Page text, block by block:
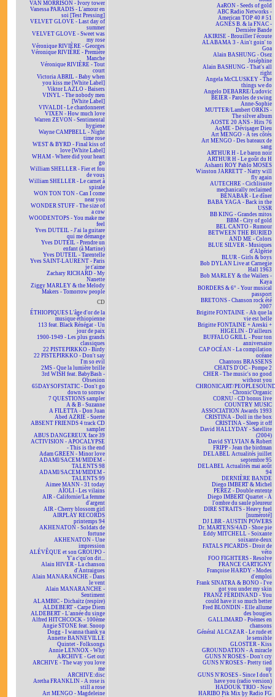
VAN MORRISON - Ivory tower
Vanessa PARADIS - L'amour en
soi [Test Pressing]
VELVET GLOVE - Last day of
summer
VELVET GLOVE - Sweet was
my rose
Véronique RIVIÈRE - Georges
Véronique RIVIÈRE - Première
Manche
Véronique RIVIÈRE - Tout
court
Victoria ABRIL - Baby when
you kiss me [White Label]
Viktor LAZLO - Baisers
VINYL - The nobody men
[White Label]
VIVALDI - Le chardonneret
VIXEN - How much love
Warren ZEVON - Sentimental
hygiene
Wayne CAMPBELL - Night
time rose
WEST & BYRD - Final kiss of
love [White Label]
WHAM - Where did your heart
go
William SHELLER - Fier et fou
de vous
William SHELLER - Le carnet à
spirale
WON TON TON - Can I come
near you
WONDER STUFF - The size of
a cow
WOODENTOPS - You make me
feel
Yves DUTEIL - J'ai la guitare
qui me démange
Yves DUTEIL - Prendre un
enfant (à Martine)
Yves DUTEIL - Tarentelle
Yves SAINT-LAURENT - Paris
je t'aime
Zachary RICHARD - My
Nanette
Ziggy MARLEY & the Melody
Makers - Tomorrow people
CD
ÉTHIOPIQUES L'âge d'or de la
musique éthiopienne
113 feat. Black Rénégat - Un
jour de paix
1900-1949 - Les plus grands
classiques
22 PISTEPIRKKO - Birdy
22 PISTEPIRKKO - Don't say
I'm so evil
2MS - Que la lumière brille
3rd WISH feat. BabyBash -
Obsesion
65DAYSOFSTATIC - Don't go
down to sorrow
7 QUESTIONS sampler
A & B - Suzanne
A FILETTA - Don Juan
Abed AZRIÉ - Suerte
ABSENT FRIENDS 4 track CD
sampler
ABUS DANGEREUX face 39
ACTIVISION - APOCALYPSE
- This is the end
Adam GREEN - Minor love
ADAMI/SACEM/MIDEM -
TALENTS 98
ADAMI/SACEM/MIDEM -
TALENTS 99
Aimee MANN - 31 today
AÏOLI - Les vilains
AIR - Californie/La femme
d'argent
AIR - Cherry blossom girl
AIRPLAY RECORDS
printemps 94
AKHENATON - Soldats de
fortune
AKHENATON - Une
impression
ALÉVÊQUE et son GROUPO -
Y'a c'qu'on dit...
Alain HIVER - La chanson
d'Antraigues
Alain MANARANCHE - Dans
le vent
Alain MANARANCHE -
Sentiment
ALAMBIC - Dichaïtz (respire)
ALDEBERT - Carpe Diem
ALDEBERT - L'année du singe
Alfred HITCHCOCK - 100ème
Angie STONE feat. Snoop
Dogg - I wanna thank ya
Annette BANNEVILLE
Quintet - Folksongs
Annie LENNOX - Why
ARCHIVE - Get out
ARCHIVE - The way you love
me
ARCHIVE:disc
Aretha FRANKLIN - A rose is
still a rose
Art MENGO - Magdeleine
AaRON - Seeds of gold
ABC Radio Networks -
American TOP 40 # 51
AGNÈS B. & la FNAC -
Dernière Bande
AKIRISE - Brouiller l'écoute
ALABAMA 3 - Ain't goin' to
Goa
Alain BASHUNG - Osez
Joséphine
Alain BASHUNG - That's all
right
Angela McCLUSKEY - The
things we do
Angelo DEBARRE/Ludovic
BEIER - Paroles de swing
Anne-Sophie
MUTTER/Lambert ORKIS -
The silver album
AOSTE 20 ANS - Hits 76
AqME - Dévisager Dieu
Art MENGO - À tes côtés
Art MENGO - Des bateaux de
sang
ARTHUR H - Le baron noir
ARTHUR H - Le goût du H
Ashanti ROY Pablo MOSES
Winston JARRETT - Natty will
fly again
AUTECHRE - Cichlisuite
mechanically reclaimed
BÉNABAR - Le dîner
BABA YAGA - Back in the
USSR
BB KING - Grandes mitos
BBM - City of gold
BEL CANTO - Rumour
BETWEEN THE BURIED
AND ME - Colors
BLUE SILVER - Musiques
d'Algérie
BLUR - Girls & boys
Bob DYLAN Live at Carnegie
Hall 1963
Bob MARLEY & the Wailers -
Kaya
BORDERS & 6° - Your musical
passport
BRETONS - Chanson rock été
2007
Brigitte FONTAINE - Ah que la
vie est belle
Brigitte FONTAINE + Areski +
HIGELIN - D'ailleurs
BUFFALO GRILL - Pour ton
anniversaire
CAP OCÉAN - La compilation
océane
Chantons BRASSENS
CHATS D'OC - Pompe 2
CHER - The music's no good
without you
CHRONICART/
- Chronic'Organic
CORNU - CD bonus live
COUNTRY MUSIC
ASSOCIATION Awards 1993
CRISTINA - Doll in the box
CRISTINA - Sleep it off
David HALLYDAY - Satellite
(2004)
David SYLVIAN & Robert
FRIPP - Jean the birdman
DELABEL Actualités juillet
septembre 95
DELABEL Actualités mai août
94
DERNIÈRE BANDE
Diego IMBERT & Michel
PEREZ - Double entente
Diego IMBERT Quartet - À
l'ombre du saule pleureur
DIRE STRAITS - Heavy fuel
[numéroté]
DJ LBR - AUSTIN POWERS
Dr. MARTENS/4AD - Shoe pie
Eddy MITCHELL - Soixante
soixante-deux
FATALS PICARDS - Droit de
véto
FOO FIGHTERS - Resolve
FRANCE CARTIGNY
Françoise HARDY - Modes
d'emploi
Frank SINATRA & BONO - I've
got you under my skin
FRANZ FERDINAND - You
could have it so much better
Fred BLONDIN - Elle allume
des bougies
GALLIMARD - Poèmes en
chansons
Général ALCAZAR - Le rude et
le sensible
GLOSTER - Kiss
GROUNDATION - A miracle
GUNS N'ROSES - Don't cry
GUNS N'ROSES - Pretty tied
up
GUNS N'ROSES - Since I don't
have you (radio version)
HADOUK TRIO - Now
HARIBO Pik Mix by Radio FG